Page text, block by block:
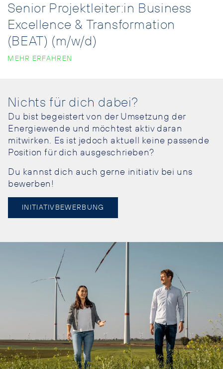
Senior Projektleiter:in Business
Excellence & Transformation
(BEAT) (m/w/d)
MEHR ERFAHREN
Nichts für dich dabei?
Du bist begeistert von der Umsetzung der
Energiewende und möchtest aktiv daran
mitwirken. Es ist jedoch aktuell keine passende
Position für dich ausgeschrieben?
Du kannst dich auch gerne initiativ bei uns
bewerben!
INITIATIVBEWERBUNG